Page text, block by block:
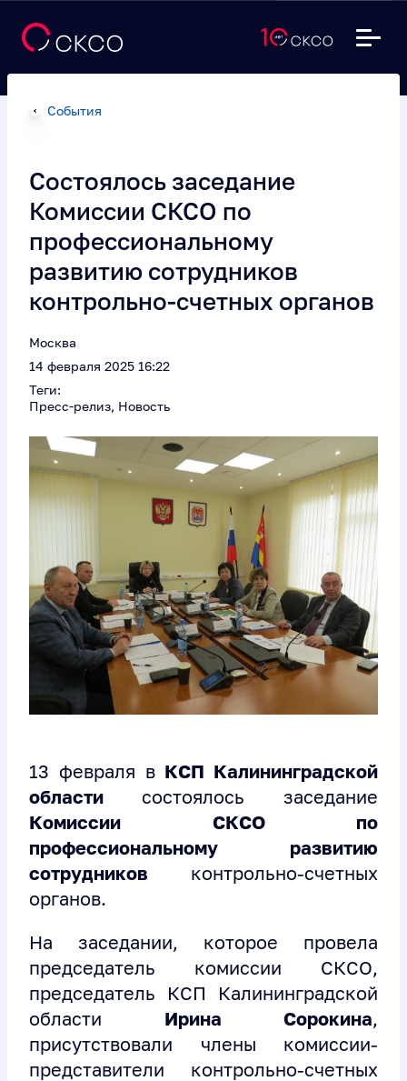
События
Состоялось заседание
Комиссии СКСО по
профессиональному
развитию сотрудников
контрольно-счетных органов
Москва
14 февраля 2025 16:22
Теги:
Пресс-релиз, Новость
13 февраля в КСП Калининградской
области состоялось заседание
Комиссии СКСО по
профессиональному развитию
сотрудников контрольно-счетных
органов.
На заседании, которое провела
председатель комиссии СКСО,
председатель КСП Калининградской
области Ирина Сорокина,
присутствовали члены комиссии-
представители контрольно-счетных